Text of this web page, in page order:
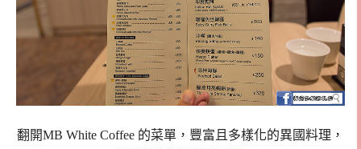
翻開MB White Coffee 的菜單，豐富且多樣化的異國料理，